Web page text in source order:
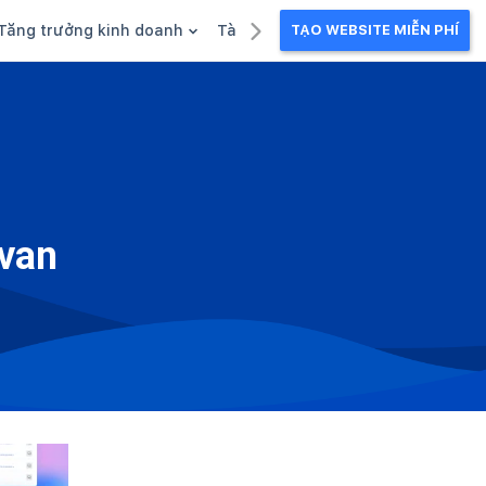
trưởng kinh doanh Tài liệu kinh doanhTẠO WEBSITE MIỄN PHÍ